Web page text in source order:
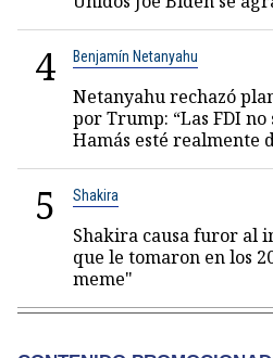
4 Benjamín Netanyahu
Netanyahu rechazó
por Trump: “Las FDI
Hamás esté realmente
5 Shakira
Shakira causa furor al
que le tomaron en los
meme"